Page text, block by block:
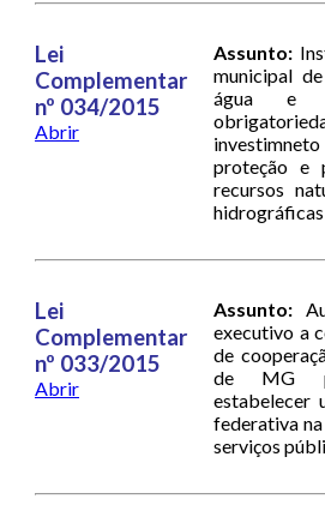
Lei
Complementar
nº 034/2015
Abrir
Assunto:
municipal
água e
proteção e
recursos
hidrográficas
Lei
Complementar
nº 033/2015
Abrir
Assunto:
executivo a
de
de MG
estabelecer
federativa
serviços